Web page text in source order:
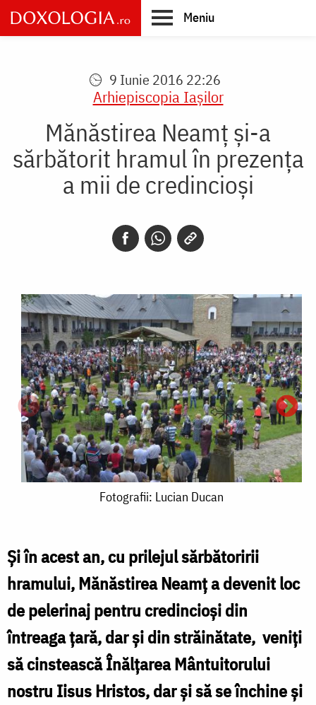
Skip
to
main
Meniu
9 Iunie 2016 22:26
Arhiepiscopia Iaşilor
Mănăstirea Neamț și-a
sărbătorit hramul în prezența
a mii de credincioși
Ducan
Fotografii: Lucian Ducan
Şi în acest an, cu prilejul sărbătoririi
hramului, Mănăstirea Neamţ a devenit loc
de pelerinaj pentru credincioşi din
întreaga ţară, dar şi din străinătate, veniţi
să cinstească Înălţarea Mântuitorului
nostru Iisus Hristos, dar şi să se închine şi